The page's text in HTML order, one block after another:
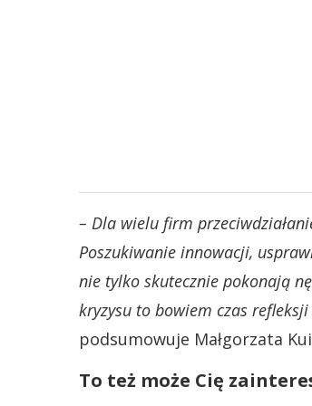
– Dla wielu firm
Poszukiwanie innowacji,
nie tylko skutecznie pokonają
kryzysu to bowiem czas
podsumowuje Małgorzata
To też może Cię